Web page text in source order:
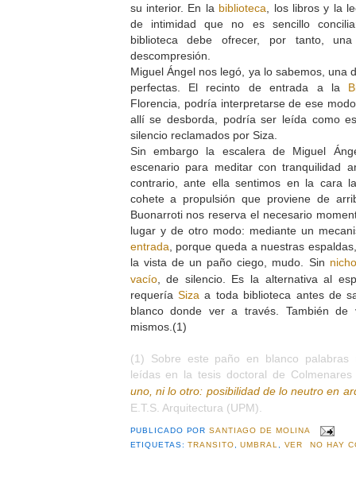
su interior. En la biblioteca , los libros y la
de intimidad que no es sencillo
biblioteca debe ofrecer, por tanto,
descompresión.
Miguel Ángel nos legó, ya lo sabemos, una
perfectas. El recinto de entrada a la
Florencia, podría interpretarse de ese
allí se desborda, podría ser leída como
silencio reclamados por Siza.
Sin embargo la escalera de Miguel
escenario para meditar con tranquilidad
contrario, ante ella sentimos en la cara
cohete a propulsión que proviene de
Buonarroti nos reserva el necesario
lugar y de otro modo: mediante un
entrada , porque queda a nuestras
la vista de un paño ciego, mudo. Sin
vacío, de silencio. Es la alternativa al
requería Siza a toda biblioteca antes de
blanco donde ver a través. También
mismos.(1)
(1) Sobre este paño en blanco palabras
leídas en la tesis doctoral de
uno, ni lo otro: posibilidad de lo neutro en
E.T.S. Arquitectura (UPM).
PUBLICADO PORSANTIAGO DE MOLINA
ETIQUETAS:TRANSITO,UMBRAL, VER NO HAY